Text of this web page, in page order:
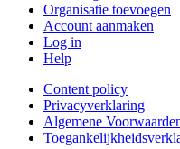
Organisatie toevoegen
Account aanmaken
Log in
Help
Content policy
Privacyverklaring
Algemene